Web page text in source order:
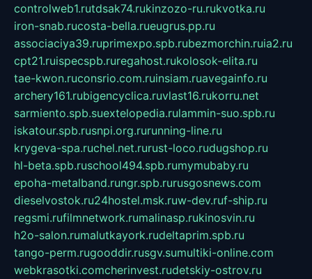
controlweb1.rutdsak74.rukinzozo-ru.rukvotka.ru
iron-snab.rucosta-bella.rueugrus.pp.ru
associaciya39.ruprimexpo.spb.rubezmorchin.ruia2.ru
cpt21.ruispecspb.ruregahost.rukolosok-elita.ru
tae-kwon.ruconsrio.com.ruinsiam.ruavegainfo.ru
archery161.rubigencyclica.ruvlast16.rukorru.net
sarmiento.spb.suextelopedia.rulammin-suo.spb.ru
iskatour.spb.rusnpi.org.rurunning-line.ru
krygeva-spa.ruchel.net.rurust-loco.rudugshop.ru
hl-beta.spb.ruschool494.spb.rumymubaby.ru
epoha-metalband.rungr.spb.rurusgosnews.com
dieselvostok.ru24hostel.msk.ruw-dev.ruf-ship.ru
regsmi.rufilmnetwork.rumalinasp.rukinosvin.ru
h2o-salon.rumalutkayork.rudeltaprim.spb.ru
tango-perm.rugooddir.rusgv.sumultiki-online.com
webkrasotki.comcherinvest.rudetskiy-ostrov.ru